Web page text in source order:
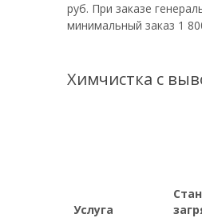
руб. При заказе
минимальный заказ 1
Химчистка с
Услуга